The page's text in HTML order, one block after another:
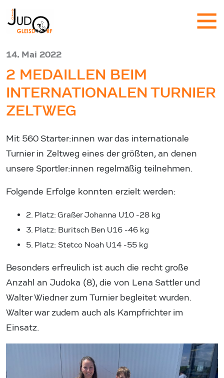
14. Mai 2022
2 MEDAILLEN BEIM
INTERNATIONALEN TURNIER
ZELTWEG
Mit 560 Starter:innen war das internationale
Turnier in Zeltweg eines der größten, an denen
unsere Sportler:innen regelmäßig teilnehmen.
Folgende Erfolge konnten erzielt werden:
2. Platz: Graßer Johanna U10 -28 kg
3. Platz: Buritsch Ben U16 -46 kg
5. Platz: Stetco Noah U14 -55 kg
Besonders erfreulich ist auch die recht große
Anzahl an Judoka (8), die von Lena Sattler und
Walter Wiedner zum Turnier begleitet wurden.
Walter war zudem auch als Kampfrichter im
Einsatz.